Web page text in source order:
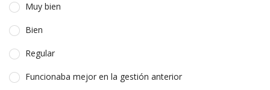
Muy bien
Bien
Regular
Funcionaba mejor en la gestión anterior